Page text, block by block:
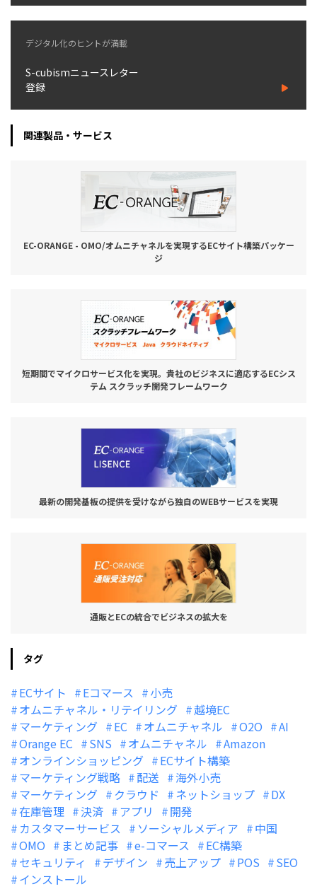
デジタル化のヒントが満載
S-cubismニュースレター
登録
関連製品・サービス
EC-ORANGE - OMO/オムニチャネルを実現するECサイト構築パッケー
ジ
短期間でマイクロサービス化を実現。貴社のビジネスに適応するECシス
テム スクラッチ開発フレームワーク
最新の開発基板の提供を受けながら独自のWEBサービスを実現
通販とECの統合でビジネスの拡大を
タグ
ECサイト Eコマース
小売
オムニチャネル・リテイリング
越境EC
マーケティング
EC オムニチャネル O2O
AI
Orange EC
SNS オムニチャネル
Amazon
オンラインショッピング
ECサイト構築
マーケティング戦略
配送
海外小売
マーケティング
クラウド ネットショップ
DX
在庫管理
決済 アプリ
開発
カスタマーサービス
ソーシャルメディア
中国
OMO
まとめ記事 e-コマース
EC構築
セキュリティ
デザイン 売上アップ POS
SEO
インストール